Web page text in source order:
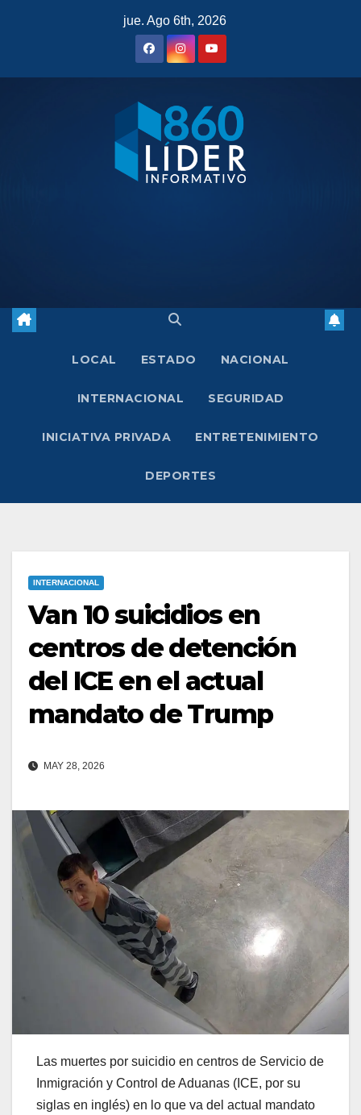
jue. Ago 6th, 2026
LOCAL ESTADO NACIONAL
INTERNACIONAL SEGURIDAD
INICIATIVA PRIVADA ENTRETENIMIENTO
DEPORTES
INTERNACIONAL
Van 10 suicidios en
centros de detención
del ICE en el actual
mandato de Trump
MAY 28, 2026
Las muertes por suicidio en centros de Servicio de
Inmigración y Control de Aduanas (ICE, por su
siglas en inglés) en lo que va del actual mandato